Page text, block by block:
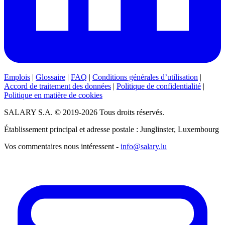
Emplois | Glossaire | FAQ | Conditions générales d’utilisation |
Accord de traitement des données | Politique de confidentialité |
Politique en matière de cookies
SALARY S.A. © 2019-2026 Tous droits réservés.
Établissement principal et adresse postale : Junglinster, Luxembourg
Vos commentaires nous intéressent - info@salary.lu